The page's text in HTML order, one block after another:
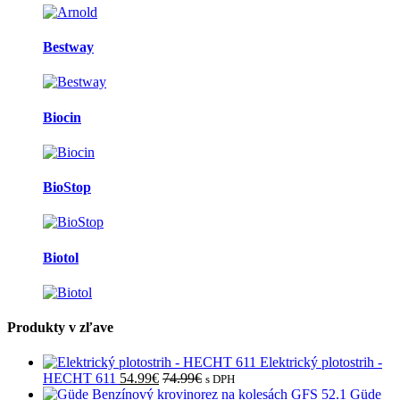
Bestway
Biocin
BioStop
Biotol
Produkty v zľave
Elektrický plotostrih -
HECHT 611 54.99€ 74.99€ s DPH
Güde